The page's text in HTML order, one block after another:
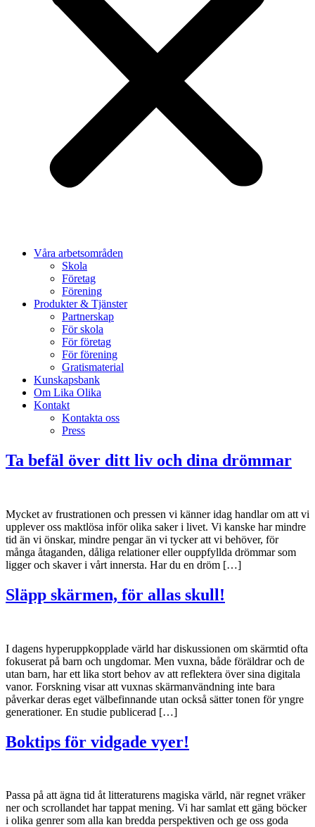
Våra arbetsområden
Skola
Företag
Förening
Produkter & Tjänster
Partnerskap
För skola
För företag
För förening
Gratismaterial
Kunskapsbank
Om Lika Olika
Kontakt
Kontakta oss
Press
Ta befäl över ditt liv och dina drömmar
Mycket av frustrationen och pressen vi känner idag handlar om att vi
upplever oss maktlösa inför olika saker i livet. Vi kanske har mindre
tid än vi önskar, mindre pengar än vi tycker att vi behöver, för
många åtaganden, dåliga relationer eller ouppfyllda drömmar som
ligger och skaver i vårt innersta. Har du en dröm […]
Släpp skärmen, för allas skull!
I dagens hyperuppkopplade värld har diskussionen om skärmtid ofta
fokuserat på barn och ungdomar. Men vuxna, både föräldrar och de
utan barn, har ett lika stort behov av att reflektera över sina digitala
vanor. Forskning visar att vuxnas skärmanvändning inte bara
påverkar deras eget välbefinnande utan också sätter tonen för yngre
generationer. En studie publicerad […]
Boktips för vidgade vyer!
Passa på att ägna tid åt litteraturens magiska värld, när regnet vräker
ner och scrollandet har tappat mening. Vi har samlat ett gäng böcker
i olika genrer som alla kan bredda perspektiven och ge oss goda